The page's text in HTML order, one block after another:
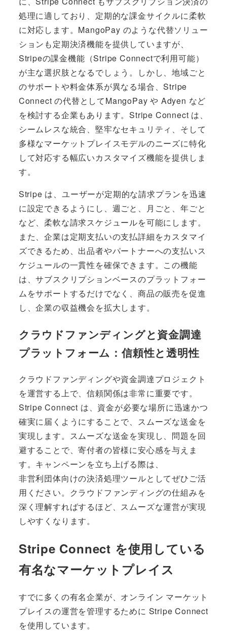
処理に適しており、定期的な課金サイクルに柔軟
に対応します。MangoPay のような代替ソリュー
ションも定期決済機能を提供していますが、
Stripeの課金機能（Stripe Connectで利用可能）
が主な選択肢となるでしょう。しかし、地域ごと
のサポートや料金体系が異なる場合、Stripe
Connect の代替としてMangoPay や Adyen など
を検討する企業もあります。Stripe Connect は、
シームレスな統合、堅牢なセキュリティ、そして
多様なマーケットプレイスモデルのニーズに特化
して対応する幅広いカスタマイズ機能を提供しま
す。
Stripe は、ユーザーが定期的な請求プランを迅速
に設定できるようにし、週ごと、月ごと、年ごと
など、柔軟な請求スケジュールを可能にします。
また、企業は定期支払いの支払詳細をカスタマイ
ズできるため、出品者やパートナーへの支払いス
ケジュールの一貫性を確保できます。この機能
は、サブスクリプションベースのプラットフォー
ムをサポートするだけでなく、商品の販売を促進
し、企業の収益機会を拡大します。
クラウドファンディングと資金調達
プラットフォーム：信頼性と透明性
クラウドファンディングや資金調達プロジェクト
を運営する上で、信頼関係は非常に重要です。
Stripe Connect は、資金が必要な場所に迅速かつ
確実に届くようにすることで、スムーズな送金を
実現します。スムーズな送金を実現し、問題を回
避することで、寄付者の皆様に安心感を与えま
す。キャンペーンを立ち上げる際は、
非営利団体向けの決済処理ツールとしてぜひご活
用ください。クラウドファンディングの仕組みを
深く理解すればするほど、スムーズな運営が実現
しやすくなります。
Stripe Connect を使用している
有名なマーケットプレイス
すでに多くの有名企業が、オンライン マーケット
プレイスの運営を管理するために Stripe Connect
を使用しています。